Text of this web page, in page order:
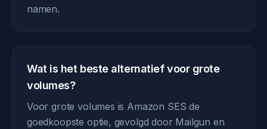
namen.
Wat is het beste alternatief voor grote
volumes?
Voor grote volumes is Amazon SES de
goedkoopste optie, gevolgd door Mailgun en